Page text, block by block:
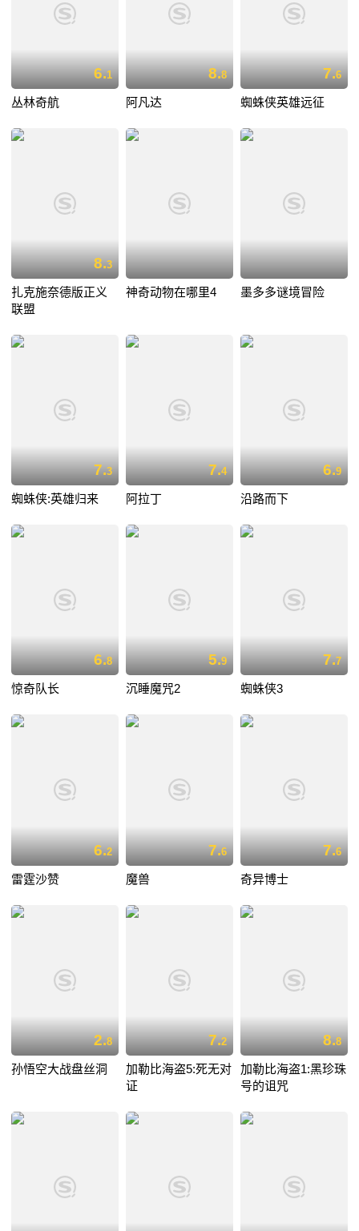
6.1
丛林奇航
8.8
阿凡达
7.6
蜘蛛侠英雄远征
8.3
扎克施奈德版正义
联盟
神奇动物在哪里4 墨多多谜境冒险
7.3
蜘蛛侠:英雄归来
7.4
阿拉丁
6.9
沿路而下
6.8
惊奇队长
5.9
沉睡魔咒2
7.7
蜘蛛侠3
6.2
雷霆沙赞
7.6
魔兽
7.6
奇异博士
2.8
孙悟空大战盘丝洞
7.2
加勒比海盗5:死无对
证
8.8
加勒比海盗1:黑珍珠
号的诅咒